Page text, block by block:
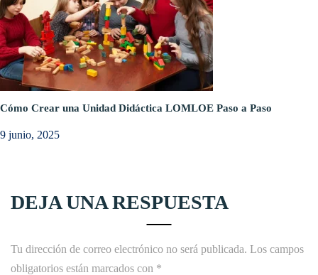
Cómo Crear una Unidad Didáctica LOMLOE Paso a Paso
9 junio, 2025
DEJA UNA RESPUESTA
Tu dirección de correo electrónico no será publicada. Los campos
obligatorios están marcados con *